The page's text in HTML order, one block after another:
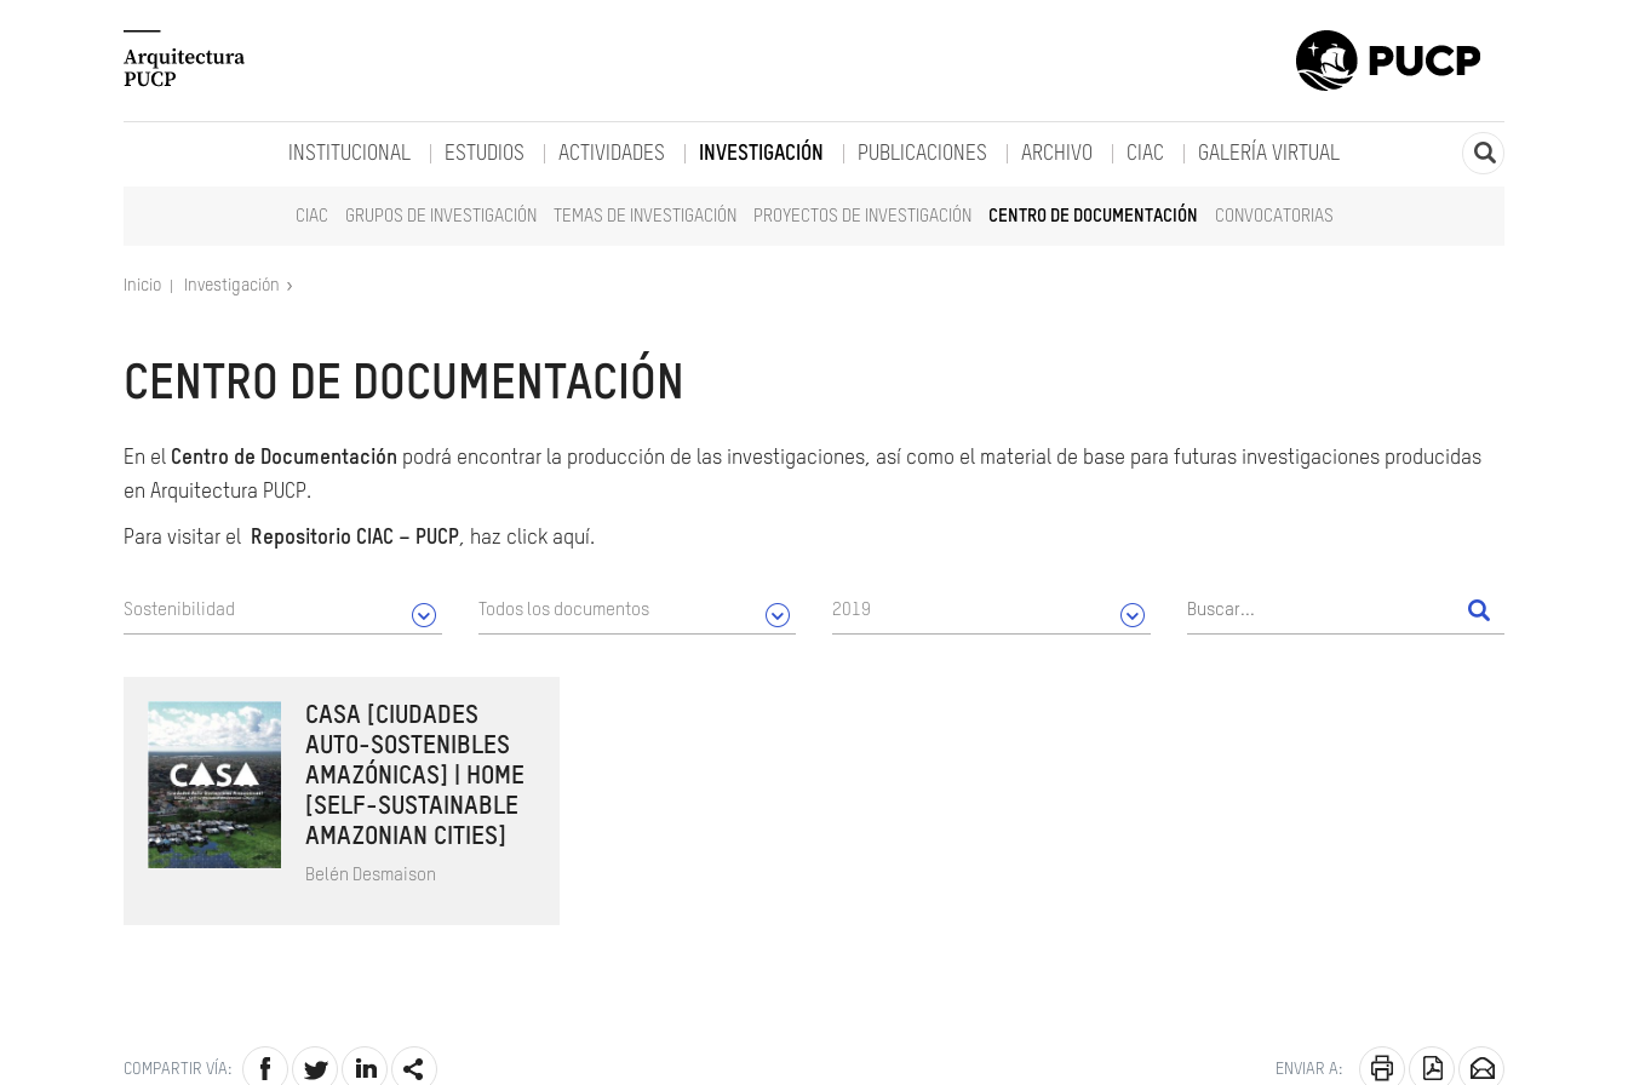
INSTITUCIONAL ESTUDIOS ACTIVIDADES INVESTIGACIÓN
CIAC GRUPOS DE INVESTIGACIÓN TEMAS DE INVESTIGACIÓN PROYECTOS DE INVESTIGACIÓN CENTRO DE DOCUMENTACIÓN CONVOCATORIAS
PUBLICACIONES ARCHIVO CIAC GALERÍA VIRTUAL
Inicio Investigación
CENTRO DE DOCUMENTACIÓN
En el Centro de Documentación podrá encontrar la producción de las investigaciones, así como el material de base para futuras investigaciones producidas
en Arquitectura PUCP.
Para visitar el Repositorio CIAC – PUCP, haz click aquí.
Sostenibilidad Todos los documentos 2019
CASA [CIUDADES
AUTO-SOSTENIBLES
AMAZÓNICAS] | HOME
[SELF-SUSTAINABLE
AMAZONIAN CITIES]
Belén Desmaison
COMPARTIR VÍA: ENVIAR A: